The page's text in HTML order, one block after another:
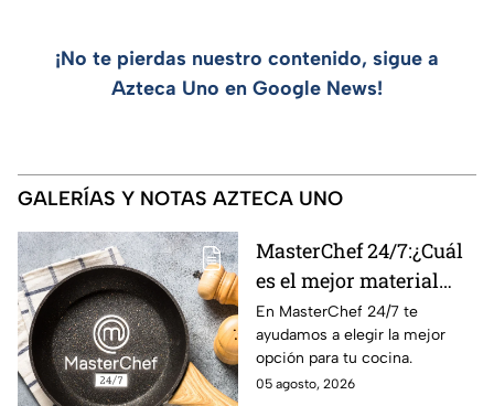
¡No te pierdas nuestro contenido, sigue a
Azteca Uno en Google News!
GALERÍAS Y NOTAS AZTECA UNO
MasterChef 24/7:¿Cuál
es el mejor material
para una sartén?
En MasterChef 24/7 te
ayudamos a elegir la mejor
opción para tu cocina.
05 agosto, 2026